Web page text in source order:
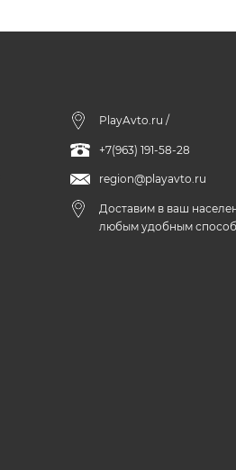
PlayAvto.ru /
+7(963) 191-58-28
region@playavto.ru
Доставим в ваш
любым удобным